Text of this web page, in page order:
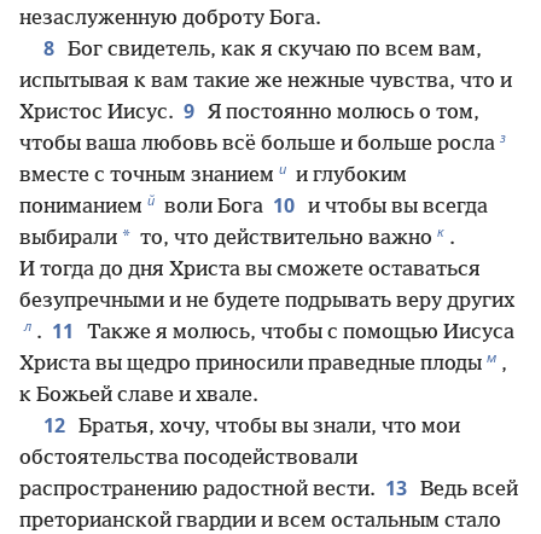
незаслуженную доброту Бога.
8 Бог свидетель, как я скучаю по всем вам,
испытывая к вам такие же нежные чувства, что и
Христос Иисус. 9 Я постоянно молюсь о том,
чтобы ваша любовь всё больше и больше росла з
вместе с точным знанием и и глубоким
пониманием й воли Бога 10 и чтобы вы всегда
выбирали * то, что действительно важно к .
И тогда до дня Христа вы сможете оставаться
безупречными и не будете подрывать веру других
л . 11
Также я молюсь, чтобы с помощью Иисуса
Христа вы щедро приносили праведные плоды м ,
к Божьей славе и хвале.
12 Братья, хочу, чтобы вы знали, что мои
обстоятельства посодействовали
распространению радостной вести. 13 Ведь всей
преторианской гвардии и всем остальным стало